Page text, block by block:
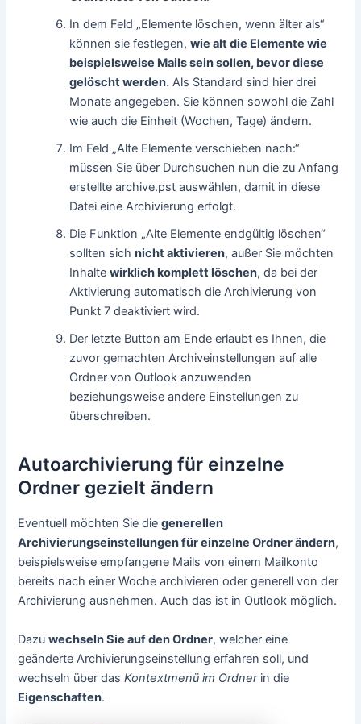
In dem Feld „Elemente löschen, wenn älter als“
können sie festlegen,wie alt die Elemente wie
beispielsweise Mails sein sollen, bevor diese
gelöscht werden. Als Standard sind hier drei
Monate angegeben. Sie können sowohl die Zahl
wie auch die Einheit (Wochen, Tage) ändern.
Im Feld „Alte Elemente verschieben nach:“
müssen Sie über Durchsuchen nun die zu Anfang
erstellte archive.pst auswählen, damit in diese
Datei eine Archivierung erfolgt.
Die Funktion „Alte Elemente endgültig löschen“
sollten sichnicht aktivieren, außer Sie möchten
Inhaltewirklich komplett löschen, da bei der
Aktivierung automatisch die Archivierung von
Punkt 7 deaktiviert wird.
Der letzte Button am Ende erlaubt es Ihnen, die
zuvor gemachten Archiveinstellungen auf alle
Ordner von Outlook anzuwenden
beziehungsweise andere Einstellungen zu
überschreiben.
Autoarchivierung für einzelne
Ordner gezielt ändern
Eventuell möchten Sie diegenerellen
Archivierungseinstellungen für einzelne Ordner ändern,
beispielsweise empfangene Mails von einem Mailkonto
bereits nach einer Woche archivieren oder generell von der
Archivierung ausnehmen. Auch das ist in Outlook möglich.
Dazuwechseln Sie auf den Ordner, welcher eine
geänderte Archivierungseinstellung erfahren soll, und
wechseln über dasKontextmenü im Ordnerin die
Eigenschaften.